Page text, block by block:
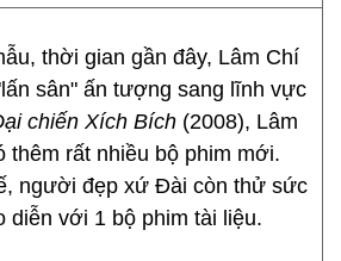
thời gian gần đây, Lâm Chí
sân" ấn tượng sang lĩnh vực
chiến Xích Bích (2008), Lâm
thêm rất nhiều bộ phim mới.
người đẹp xứ Đài còn thử sức
diễn với 1 bộ phim tài liệu.